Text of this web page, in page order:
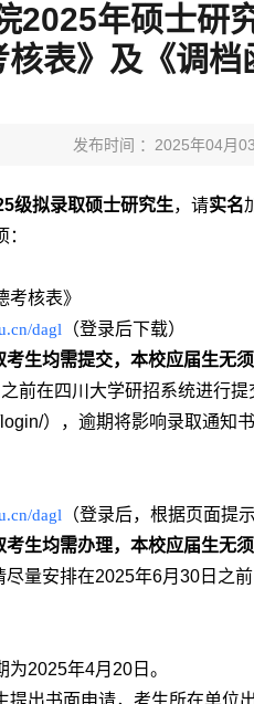
2025年硕士研
核表》及《调档
发布时间 ：2025年04月
级拟录取硕士研究生，请实名
核表》
dagl （登录后下载）
生均需提交，本校应届生无须
之前在四川大学研招系统进行提
），逾期将影响录取通知书
dagl （登录后，根据页面提
生均需办理，本校应届生无须
尽量安排在2025年6月 30 日之前
为2025年4月20日 。
提出书面申请，考生所在单位